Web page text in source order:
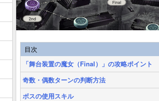
目次
「舞台装置の魔女（Final）」の攻略ポイント
奇数・偶数ターンの判断方法
ボスの使用スキル